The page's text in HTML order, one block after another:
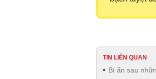
TIN LIÊN QUAN
Bí ẩn sau